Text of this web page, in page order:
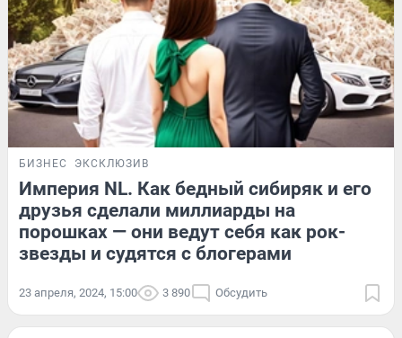
БИЗНЕС ЭКСКЛЮЗИВ
Империя NL. Как бедный сибиряк и его
друзья сделали миллиарды на
порошках — они ведут себя как рок-
звезды и судятся с блогерами
23 апреля, 2024, 15:00 3 890 Обсудить